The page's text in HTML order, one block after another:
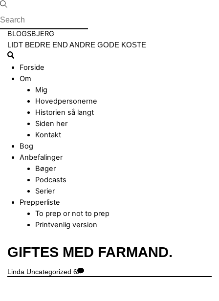
Skip
to
content
Menu
BLOGSBJERG
LIDT BEDRE END ANDRE GODE KOSTE
Search
Forside
Om
Mig
Hovedpersonerne
Historien så langt
Siden her
Kontakt
Bog
Anbefalinger
Bøger
Podcasts
Serier
Prepperliste
To prep or not to prep
Printvenlig version
Close
Menu
GIFTES MED FARMAND.
Linda Uncategorized 6